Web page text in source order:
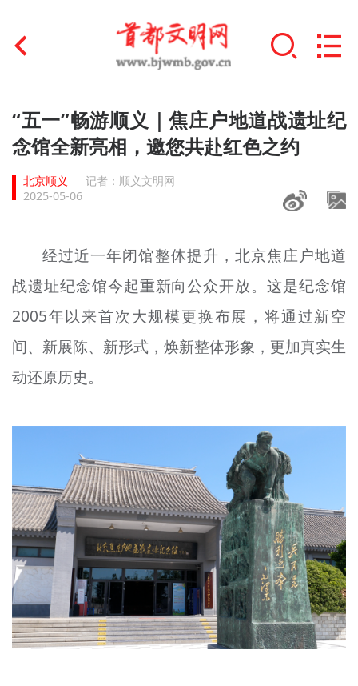
首页
文明创建
文明实践
未成年人思想道德建设
榜样人物
+
身边好人
文明评论
宣传思想文化人才
专题
资料库
+
“五一”畅游顺义｜焦庄户地道战遗址纪
念馆全新亮相，邀您共赴红色之约
北京顺义
记者：顺义文明网
2025-05-06
经过近一年闭馆整体提升，北京焦庄户地道
战遗址纪念馆今起重新向公众开放。这是纪念馆
2005年以来首次大规模更换布展，将通过新空
间、新展陈、新形式，焕新整体形象，更加真实生
动还原历史。